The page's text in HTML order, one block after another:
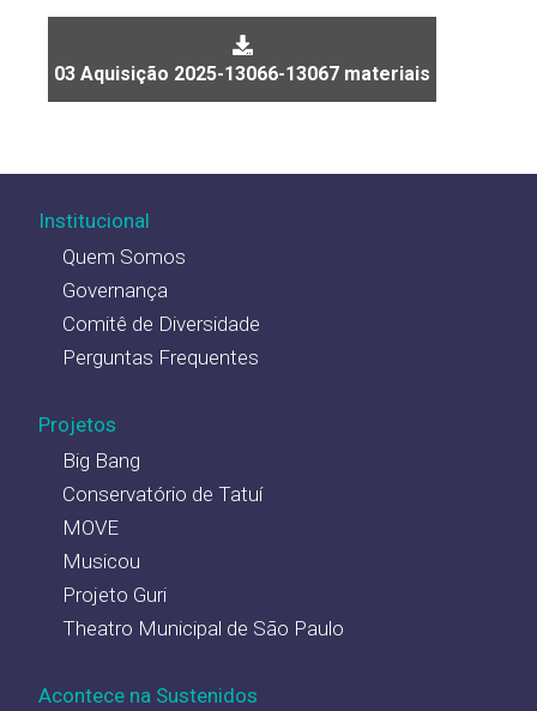
03 Aquisição 2025-13066-13067 materiais
Institucional
Quem Somos
Governança
Comitê de Diversidade
Perguntas Frequentes
Projetos
Big Bang
Conservatório de Tatuí
MOVE
Musicou
Projeto Guri
Theatro Municipal de São Paulo
Acontece na Sustenidos